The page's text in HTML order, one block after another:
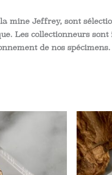
mine Jeffrey, sont
Les collectionneurs
de nos spécimens.